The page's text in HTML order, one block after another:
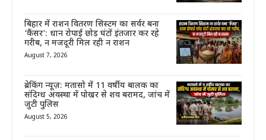
बिहार में राशन वितरण सिस्टम का सर्वर बना
‘कैंसर’: धान रोपाई छोड़ घंटों इंतजार कर रहे
गरीब, न मजदूरी मिल रही न राशन
August 7, 2026
ब्रेकिंग न्यूज़: मतासो में 11 वर्षीय बालक का
संदिग्ध अवस्था में पोखर से शव बरामद, जांच में
जुटी पुलिस
August 5, 2026